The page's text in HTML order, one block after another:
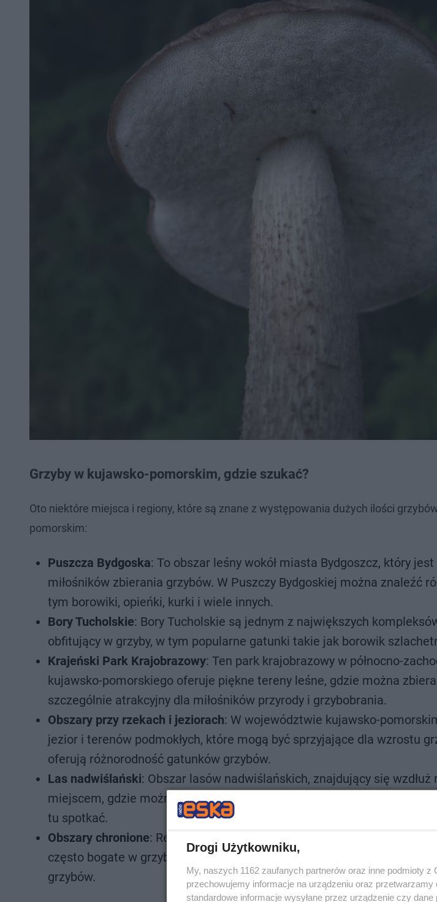
Grzyby w kujawsko-pomorskim, gdzie szukać?
Oto niektóre miejsca i regiony, które są znane z występowania dużych ilości
pomorskim:
Puszcza Bydgoska: To obszar leśny wokół miasta Bydgoszcz, który
miłośników zbierania grzybów. W Puszczy Bydgoskiej można znaleźć
tym borowiki, opieńki, kurki i wiele innych.
Bory Tucholskie: Bory Tucholskie są jednym z największych
obfitujący w grzyby, w tym popularne gatunki takie jak borowik
Krajeński Park Krajobrazowy: Ten park krajobrazowy w północno-
kujawsko-pomorskiego oferuje piękne tereny leśne, gdzie można
szczególnie atrakcyjny dla miłośników przyrody i grzybobrania.
Obszary przy rzekach i jeziorach: W województwie kujawsko-
jezior i terenów podmokłych, które mogą być sprzyjające dla wzrostu
oferują różnorodność gatunków grzybów.
Las nadwiślański: Obszar lasów nadwiślańskich, znajdujący się wzdłuż
miejscem, gdzie można znaleźć grzyby. Borowiki, opieńki i maślaki to
tu spotkać.
Obszary chronione: Rezerwaty przyrody i obszary chronione
często bogate w grzyby, a ich ochrona może przyczyniać się do
grzybów.
Drogi Użytkowniku,
My, naszych 1162 zaufanych partnerów oraz inne podmioty
przechowujemy informacje na urządzeniu oraz
standardowe informacje wysyłane przez urządzenie czy